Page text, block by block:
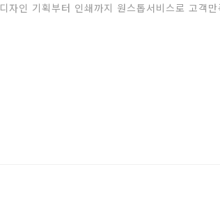
디자인 기획부터 인쇄까지 원스톱서비스로 고객